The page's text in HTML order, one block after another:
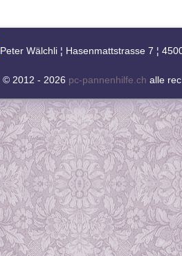
Peter Wälchli ¦ Hasenmattstrasse 7 ¦
© 2012 - 2026 pc-pannenhilfe.ch alle